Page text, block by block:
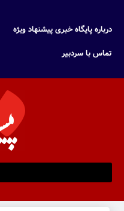
درباره پایگاه خبری پیشنهاد ویژه
تماس با سردبیر